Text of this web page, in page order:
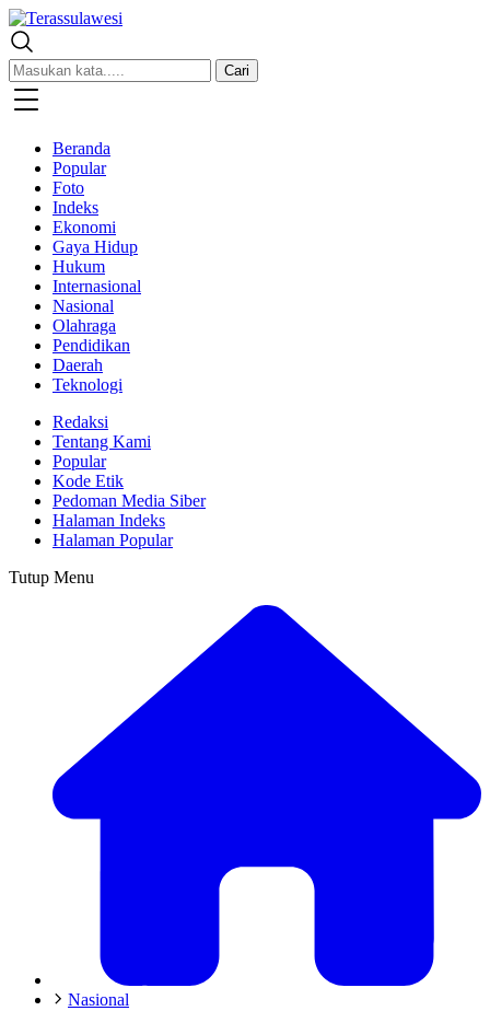
Terassulawesi
Kabar Menginspirasi
Cari
Beranda
Popular
Foto
Indeks
Ekonomi
Gaya Hidup
Hukum
Internasional
Nasional
Olahraga
Pendidikan
Daerah
Teknologi
Redaksi
Tentang Kami
Popular
Kode Etik
Pedoman Media Siber
Halaman Indeks
Halaman Popular
Tutup Menu
Nasional